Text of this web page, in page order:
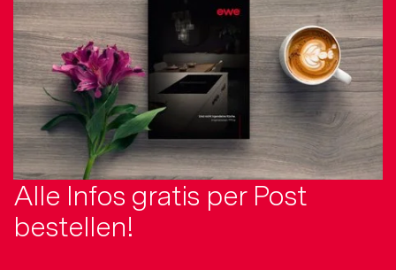
Alle Infos gratis per Post
bestellen!